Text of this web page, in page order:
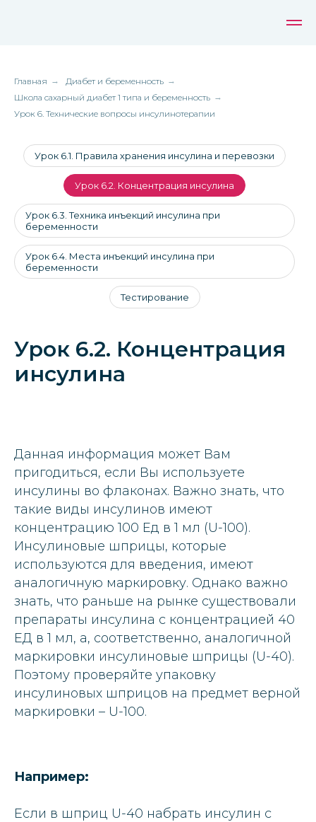
Главная → Диабет и беременность →
Школа сахарный диабет 1 типа и беременность →
Урок 6. Технические вопросы инсулинотерапии
Урок 6.1. Правила хранения инсулина и перевозки
Урок 6.2. Концентрация инсулина
Урок 6.3. Техника инъекций инсулина при
беременности
Урок 6.4. Места инъекций инсулина при
беременности
Тестирование
Урок 6.2. Концентрация
инсулина
Данная информация может Вам
пригодиться, если Вы используете
инсулины во флаконах. Важно знать, что
такие виды инсулинов имеют
концентрацию 100 Ед в 1 мл (U-100).
Инсулиновые шприцы, которые
используются для введения, имеют
аналогичную маркировку. Однако важно
знать, что раньше на рынке существовали
препараты инсулина с концентрацией 40
ЕД в 1 мл, а, соответственно, аналогичной
маркировки инсулиновые шприцы (U-40).
Поэтому проверяйте упаковку
инсулиновых шприцов на предмет верной
маркировки – U-100.
Например:
Если в шприц U-40 набрать инсулин с